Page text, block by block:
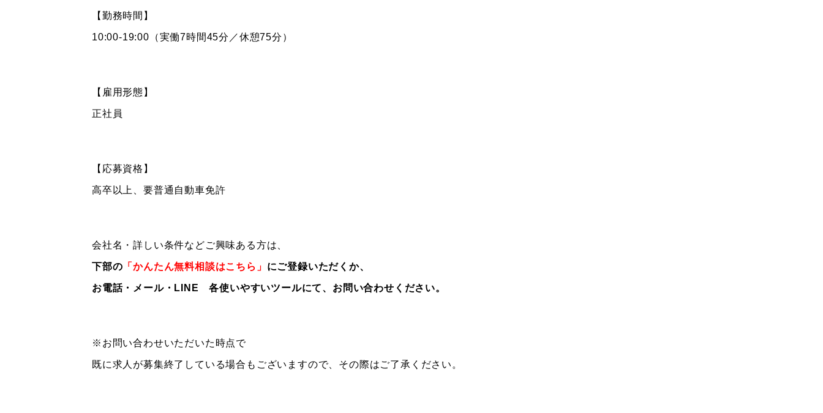
【勤務時間】
10:00-19:00（実働7時間45分／休憩75分）
【雇用形態】
正社員
【応募資格】
高卒以上、要普通自動車免許
会社名・詳しい条件などご興味ある方は、
下部の 「かんたん無料相談はこちら」 にご登録いただくか、
お電話・メール・LINE 各使いやすいツールにて、お問い合わせください。
※お問い合わせいただいた時点で
既に求人が募集終了している場合もございますので、その際はご了承ください。